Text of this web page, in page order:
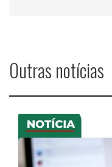
Outras notícias